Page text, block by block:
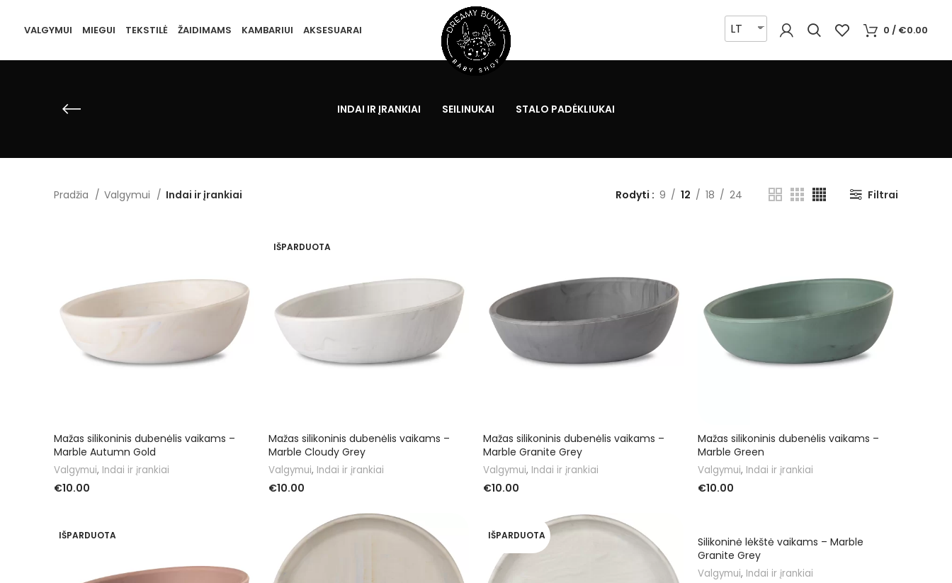
VALGYMUI MIEGUI TEKSTILĖ ŽAIDIMAMS KAMBARIUI AKSESUARAI LT 0/ €0.00
INDAI IR ĮRANKIAI SEILINUKAI STALO PADĖKLIUKAI
Pradžia Valgymui Indai ir įrankiai Rodyti 9 12 18 24 Filtrai
Mažas silikoninis dubenėlis vaikams –
Marble Autumn Gold
Valgymui, Indai ir įrankiai
€10.00
IŠPARDUOTA
Mažas silikoninis dubenėlis vaikams –
Marble Cloudy Grey
Valgymui, Indai ir įrankiai
€10.00
Mažas silikoninis dubenėlis vaikams –
Marble Granite Grey
Valgymui, Indai ir įrankiai
€10.00
Mažas silikoninis dubenėlis vaikams –
Marble Green
Valgymui, Indai ir įrankiai
€10.00
IŠPARDUOTA IŠPARDUOTA
Silikoninė lėkštė vaikams – Marble
Granite Grey
Valgymui, Indai ir įrankiai